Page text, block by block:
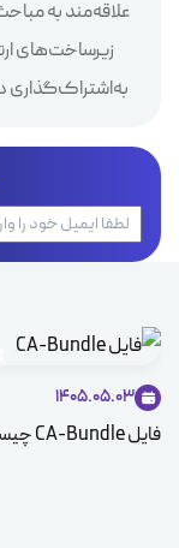
علاقه‌مند به
زیرساخت‌های
به‌اشتراک‌گذاری
1405.05.03
فایل CA-Bundle چیست و چرا برای امنیت SSL وب‌سایت ضروری است؟